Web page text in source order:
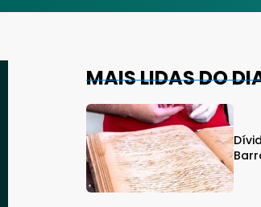
MAIS LIDAS DO